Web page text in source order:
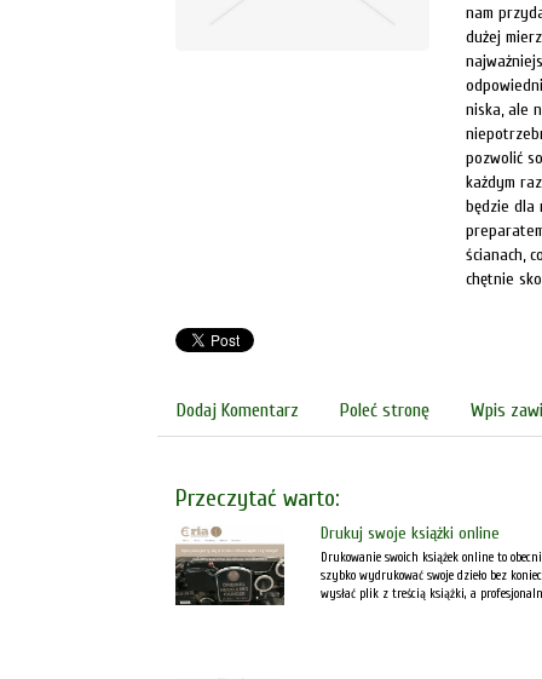
nam
dużej
niska, ale
pozwolić
każdym
będzie dla
ścianach,
chętnie
Dodaj Komentarz Poleć stronę Wpis
Przeczytać warto:
Drukuj swoje książki online
Drukowanie swoich książek online to
szybko wydrukować swoje dzieło bez
wysłać plik z treścią książki, a